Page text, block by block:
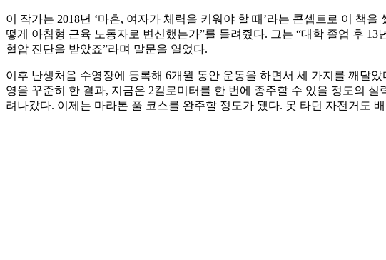
이 작가는 2018년 ‘마흔, 여자가 체력을 키워야 할 때’라는 콘셉트로 이 책
떻게 아침형 근육 노동자로 변신했는가”를 들려줬다. 그는 “대학 졸업 후
혈압 진단을 받았죠”라며 말문을 열었다.
이후 난생처음 수영장에 등록해 6개월 동안 운동을 하면서 세 가지를 깨달
영을 꾸준히 한 결과, 지금은 2킬로미터를 한 번에 종주할 수 있을 정도의
려나갔다. 이제는 마라톤 풀 코스를 완주할 정도가 됐다. 못 타던 자전거도